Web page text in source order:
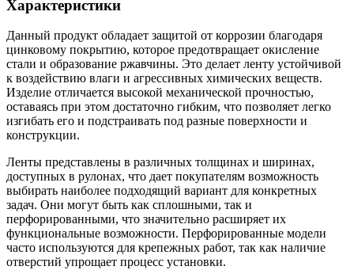
Характеристики
Данный продукт обладает защитой от коррозии благодаря
цинковому покрытию, которое предотвращает окисление
стали и образование ржавчины. Это делает ленту устойчивой
к воздействию влаги и агрессивных химических веществ.
Изделие отличается высокой механической прочностью,
оставаясь при этом достаточно гибким, что позволяет легко
изгибать его и подстраивать под разные поверхности и
конструкции.
Ленты представлены в различных толщинах и ширинах,
доступных в рулонах, что дает покупателям возможность
выбирать наиболее подходящий вариант для конкретных
задач. Они могут быть как сплошными, так и
перфорированными, что значительно расширяет их
функциональные возможности. Перфорированные модели
часто используются для крепежных работ, так как наличие
отверстий упрощает процесс установки.